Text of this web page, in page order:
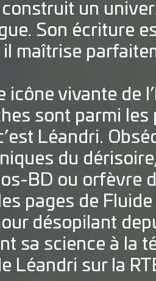
construit un
Son écriture
maîtrise
icône vivante de
sont parmi les
Léandri.
du
BD ou orfèvre
pages de
désopilant
sa science à la
Léandri sur la